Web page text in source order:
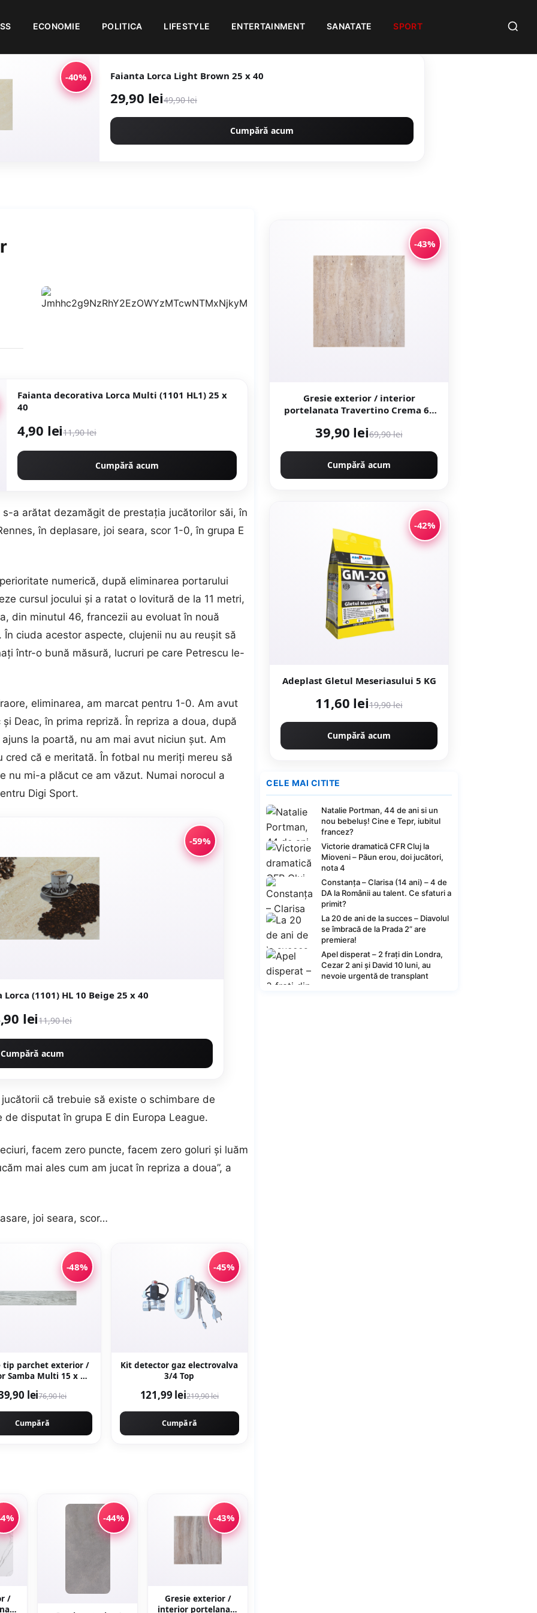
ECONOMIE POLITICA LIFESTYLE ENTERTAINMENT SANATATE SPORT
-40% Faianta Lorca Light Brown 25 x 40
29,90 lei49,90 lei
Cumpără acum
Faianta decorativa Lorca Multi (1101 HL1) 25 x
40
4,90 lei11,90 lei
Cumpără acum
a arătat dezamăgit de prestația jucătorilor săi, în
în deplasare, joi seara, scor 1-0, în grupa E
numerică, după eliminarea portarului
cursul jocului și a ratat o lovitură de la 11 metri,
din minutul 46, francezii au evoluat în nouă
ciuda acestor aspecte, clujenii nu au reușit să
într-o bună măsură, lucruri pe care Petrescu le-
eliminarea, am marcat pentru 1-0. Am avut
Deac, în prima repriză. În repriza a doua, după
la poartă, nu am mai avut niciun șut. Am
că e meritată. În fotbal nu meriți mereu să
nu mi-a plăcut ce am văzut. Numai norocul a
Digi Sport.
-59%
Faianta decorativa Lorca (1101) HL 10 Beige 25 x 40
lei11,90 lei
Cumpără acum
că trebuie să existe o schimbare de
disputat în grupa E din Europa League.
facem zero puncte, facem zero goluri și luăm
mai ales cum am jucat în repriza a doua”, a
joi seara, scor…
-48%
tip parchet exterior /
Multi 15 x 90
antiderapanta
lei76,90 lei
Cumpără
-45%
Kit detector gaz electrovalva
3/4 Top
121,99 lei219,90 lei
Cumpără
/
-44% -43%
Gresie exterior /
interior portelanata
-43%
Gresie exterior / interior
portelanata Travertino Crema 60
piatra naturala
39,90 lei69,90 lei
Cumpără acum
-42%
Adeplast Gletul Meseriasului 5 KG
11,60 lei19,90 lei
Cumpără acum
CELE MAI CITITE
Natalie Portman, 44 de ani si un
nou bebeluș! Cine e Tepr, iubitul
francez?
Victorie dramatică CFR Cluj la
Mioveni – Păun erou, doi jucători,
nota 4
Constanța – Clarisa (14 ani) – 4 de
DA la Românii au talent. Ce sfaturi a
primit?
La 20 de ani de la succes – Diavolul
se îmbracă de la Prada 2” are
premiera!
Apel disperat – 2 frați din Londra,
Cezar 2 ani și David 10 luni, au
nevoie urgentă de transplant